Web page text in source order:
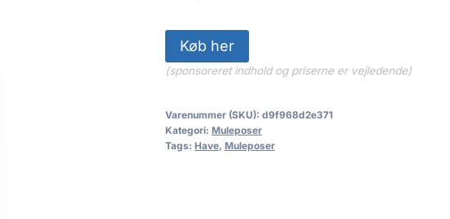
Køb her
(sponsoreret indhold og priserne er vejledende)
Varenummer (SKU): d9f968d2e371
Kategori: Muleposer
Tags: Have, Muleposer